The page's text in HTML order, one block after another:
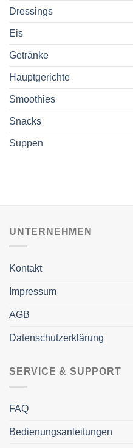
Dressings
Eis
Getränke
Hauptgerichte
Smoothies
Snacks
Suppen
UNTERNEHMEN
Kontakt
Impressum
AGB
Datenschutzerklärung
SERVICE & SUPPORT
FAQ
Bedienungsanleitungen